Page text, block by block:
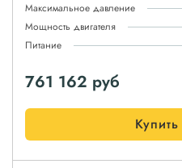
Максимальное давление
Мощность двигателя
Питание
761 162 руб
Купить